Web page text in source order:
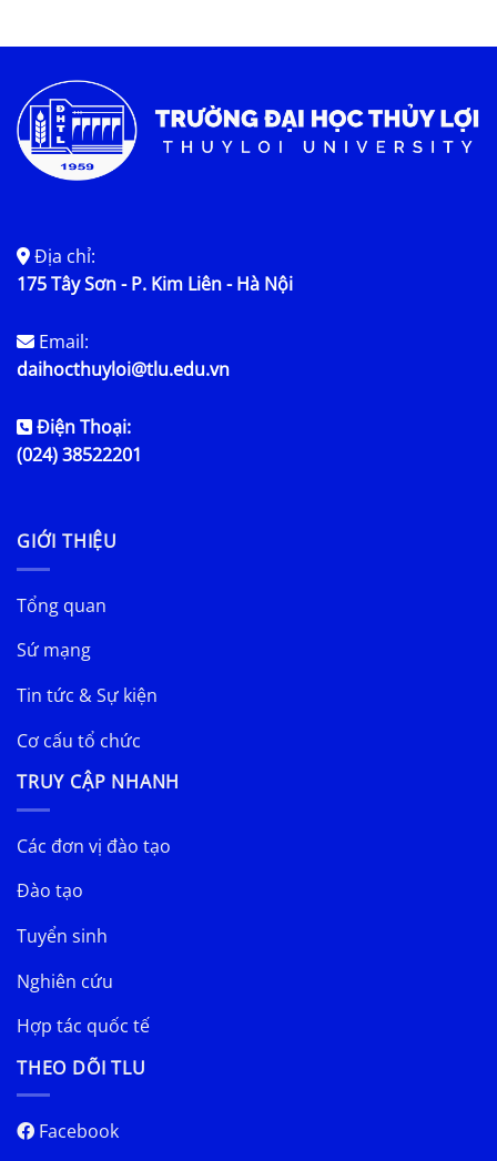
Tin tức chung
Địa chỉ:
175 Tây Sơn - P. Kim Liên - Hà Nội
Email:
daihocthuyloi@tlu.edu.vn
Điện Thoại:
(024) 38522201
GIỚI THIỆU
Tổng quan
Sứ mạng
Tin tức & Sự kiện
Cơ cấu tổ chức
TRUY CẬP NHANH
Các đơn vị đào tạo
Đào tạo
Tuyển sinh
Nghiên cứu
Hợp tác quốc tế
THEO DÕI TLU
Facebook